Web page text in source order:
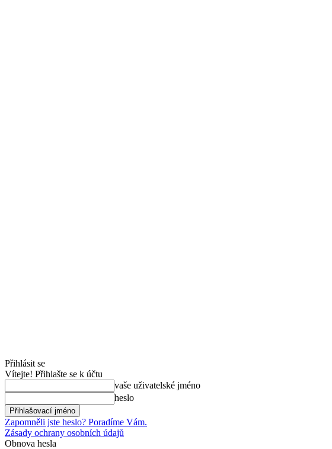
Přihlásit se
Vítejte! Přihlašte se k účtu
vaše uživatelské jméno
heslo
Zapomněli jste heslo? Poradíme Vám.
Zásady ochrany osobních údajů
Obnova hesla